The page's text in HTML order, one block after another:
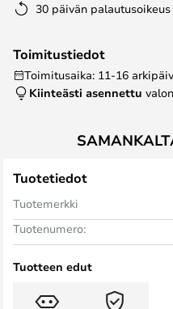
30 päivän palautusoikeus
Toimitustiedot
Toimitusaika: 11-16
Kiinteästi asennettu
Tuotetiedot
Tuotemerkki
Tuotenumero:
Tuotteen edut